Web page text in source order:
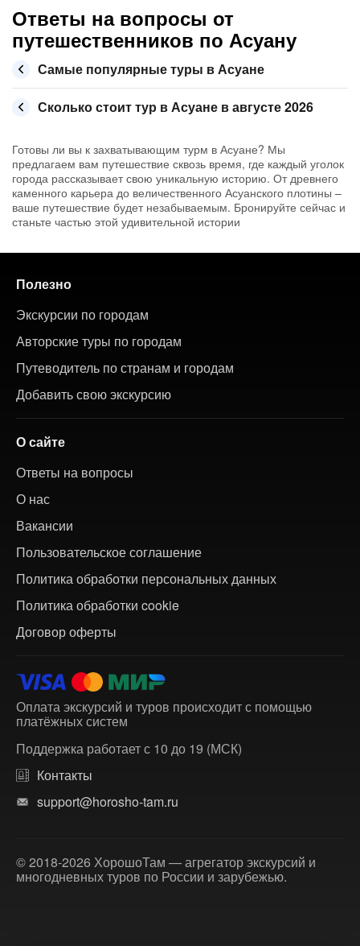
Ответы на вопросы от
путешественников по Асуану
Самые популярные туры в Асуане
Сколько стоит тур в Асуане в августе 2026
Готовы ли вы к захватывающим турм в Асуане? Мы
предлагаем вам путешествие сквозь время, где каждый уголок
города рассказывает свою уникальную историю. От древнего
каменного карьера до величественного Асуанского плотины –
ваше путешествие будет незабываемым. Бронируйте сейчас и
станьте частью этой удивительной истории
Полезно
Экскурсии по городам
Авторские туры по городам
Путеводитель по странам и городам
Добавить свою экскурсию
О сайте
Ответы на вопросы
О нас
Вакансии
Пользовательское соглашение
Политика обработки персональных данных
Политика обработки cookie
Договор оферты
Оплата экскурсий и туров происходит с помощью
платёжных систем
Поддержка работает с 10 до 19 (МСК)
Контакты
support@horosho-tam.ru
© 2018-2026 ХорошоТам — агрегатор экскурсий и
многодневных туров по России и зарубежью.